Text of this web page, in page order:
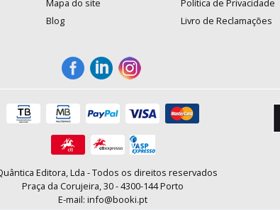
Mapa do site
Blog
Política de Privacidade
Livro de Reclamações
Editora, Lda - Todos os direitos reservados
Praça da Corujeira, 30 - 4300-144 Porto
E-mail: info@booki.pt